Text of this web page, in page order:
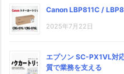
Canon LBP811C /
2025年7月22日
エプソン SC-PX1VL対
質で業務を支える